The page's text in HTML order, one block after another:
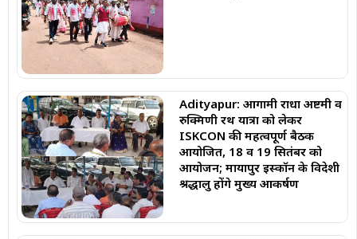
Adityapur: आगामी राधा अष्टमी व
रुक्मिणी रथ यात्रा को लेकर
ISKCON की महत्वपूर्ण बैठक
आयोजित, 18 व 19 सितंबर को
आयोजन; मायापुर इस्कॉन के विदेशी
श्रद्धालु होंगे मुख्य आकर्षण